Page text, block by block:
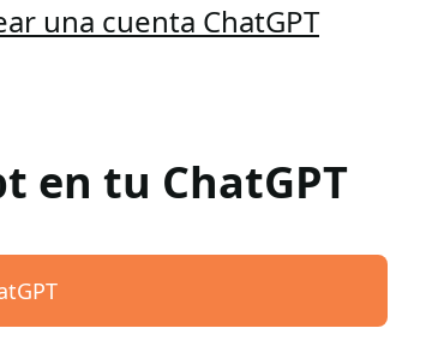
una cuenta ChatGPT
en tu ChatGPT